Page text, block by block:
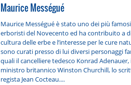
Maurice Mességué
Maurice Mességué è stato uno dei più
erboristi del Novecento ed ha contribuito a
cultura delle erbe e l’interesse per le cure
sono curati presso di lui diversi personaggi
quali il cancelliere tedesco Konrad
ministro britannico Winston Churchill, lo
regista Jean Cocteau....